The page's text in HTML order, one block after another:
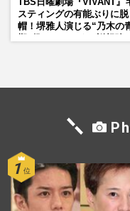
スティングの有能ぶりに脱
帽！堺雅人演じる“乃木の